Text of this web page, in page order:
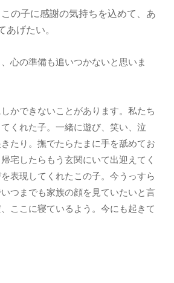
の子に感謝の気持ちを込めて、あ
げたい。
心の準備も追いつかないと思いま
かできないことがあります。私たち
くれた子。一緒に遊び、笑い、泣
たり。撫でたらたまに手を舐めてお
宅したらもう玄関にいて出迎えてく
表現してくれたこの子。今うっすら
つまでも家族の顔を見ていたいと言
ここに寝ているよう。今にも起きて